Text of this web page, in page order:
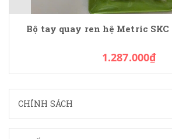
Bộ tay quay ren hệ Metric SKC
1.287.000₫
CHÍNH SÁCH